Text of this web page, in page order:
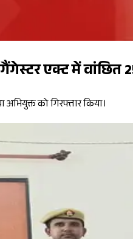
एक्ट में वांछित
अभियुक्त को गिरफ्तार किया।